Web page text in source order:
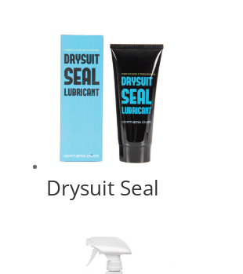
Drysuit Seal